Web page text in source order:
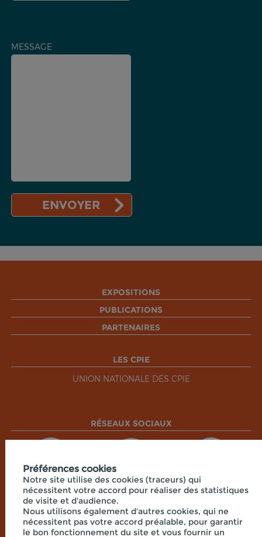
MESSAGE
EXPOSITIONS
PUBLICATIONS
PARTENAIRES
LES CPIE
UNION NATIONALE DES CPIE
RÉSEAUX SOCIAUX
Préférences cookies
Notre site utilise des cookies (traceurs) qui
nécessitent votre accord pour réaliser des statistiques
de visite et d'audience.
Nous utilisons également d'autres cookies, qui ne
nécessitent pas votre accord préalable, pour garantir
le bon fonctionnement du site et vous fournir un